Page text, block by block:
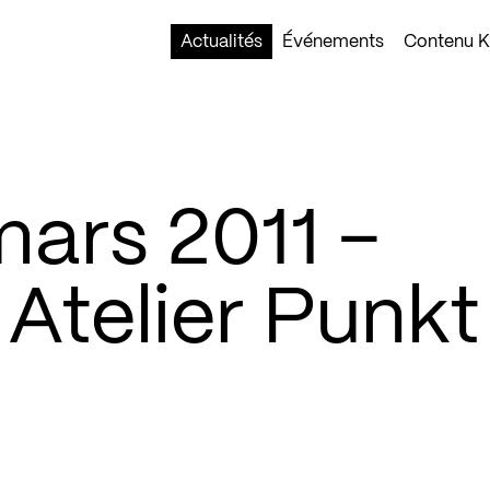
Actualités
Événements Contenu
2011 –
Punkt